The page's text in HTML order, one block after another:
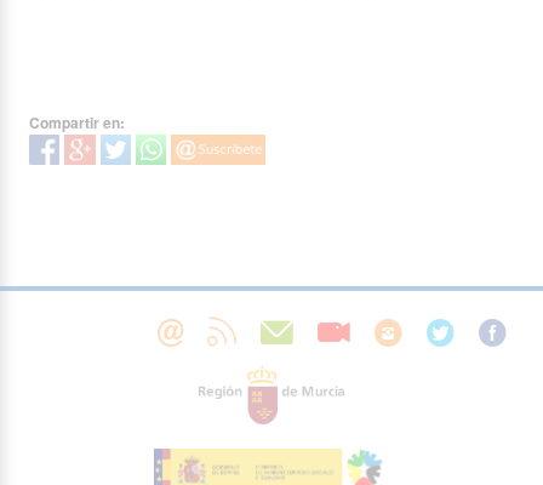
Compartir en: